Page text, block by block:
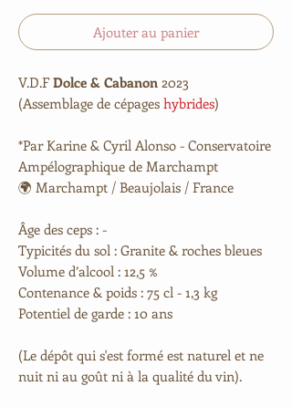
Ajouter au panier
V.D.FDolce & Cabanon 2023
(Assemblage de cépages hybrides)
*Par Karine & Cyril Alonso - Conservatoire
Ampélographique de Marchampt
🌍 Marchampt / Beaujolais / France
Âge des ceps : -
Typicités du sol : Granite & roches bleues
Volume d’alcool : 12,5 %
Contenance & poids : 75 cl - 1,3 kg
Potentiel de garde : 10 ans​​
(Le dépôt qui s'est formé est naturel et ne
nuit ni au goût ni à la qualité du vin).